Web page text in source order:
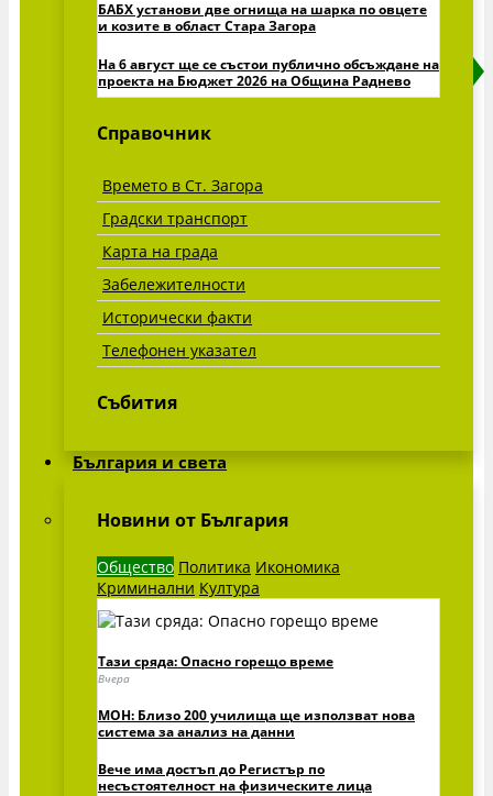
БАБХ установи две огнища на шарка по овцете
и козите в област Стара Загора
На 6 август ще се състои публично обсъждане на
проекта на Бюджет 2026 на Община Раднево
Справочник
Времето в Ст. Загора
Градски транспорт
Карта на града
Забележителности
Исторически факти
Телефонен указател
Събития
България и света
Новини от България
Общество Политика Икономика
Криминални Култура
Тази сряда: Опасно горещо време
Вчера
МОН: Близо 200 училища ще използват нова
система за анализ на данни
Вече има достъп до Регистър по
несъстоятелност на физическите лица